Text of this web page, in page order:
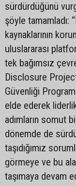
sürdürdüğünü
şöyle tamamladı:
kaynaklarının
uluslararası
tek bağımsız
Disclosure
Güvenliği
elde ederek
adımların somut
dönemde de
taşıdığımız
görmeye ve bu
taşımaya devam